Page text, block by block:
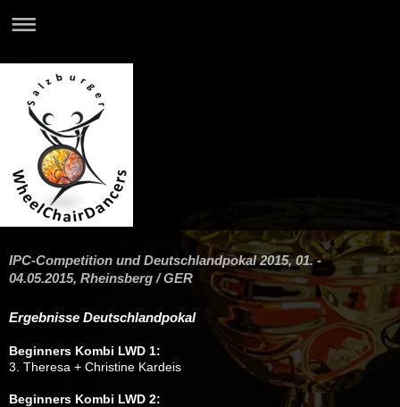
IPC-Competition und Deutschlandpokal 2015, 01. -
04.05.2015, Rheinsberg / GER
Ergebnisse Deutschlandpokal
Beginners Kombi LWD 1:
3. Theresa + Christine Kardeis
Beginners Kombi LWD 2: